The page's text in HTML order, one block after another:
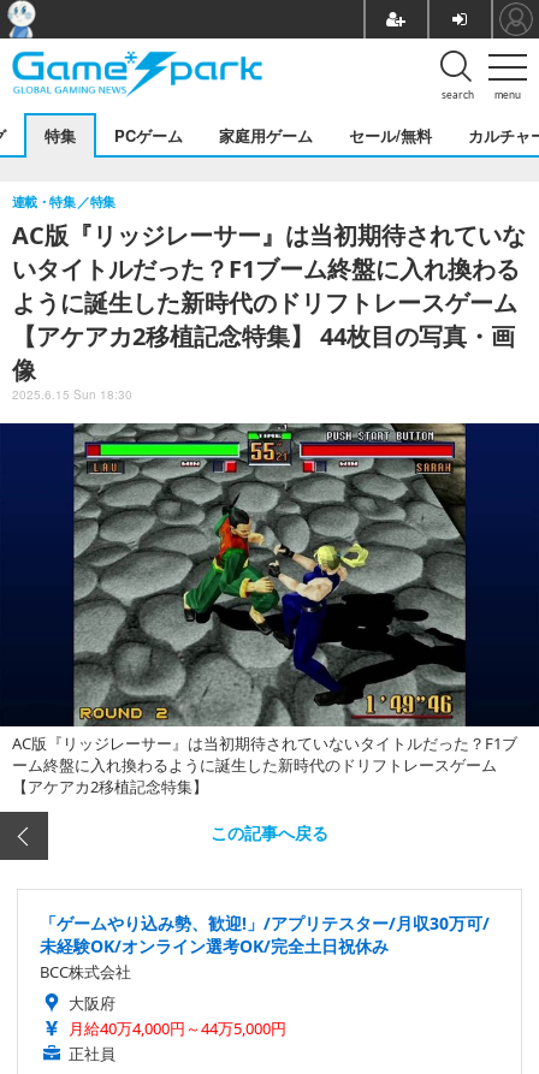
menu
search
特集 PCゲーム 家庭用ゲーム セール/無料 カルチャ
AC版『リッジレーサー』は当初期待されていな
いタイトルだった？F1ブーム終盤に入れ換わる
ように誕生した新時代のドリフトレースゲーム
【アケアカ2移植記念特集】 44枚目の写真・画
像
連載・特集 特集
2025.6.15 Sun 18:30
AC版『リッジレーサー』は当初期待されていないタイトルだった？F1ブ
ーム終盤に入れ換わるように誕生した新時代のドリフトレースゲーム
【アケアカ2移植記念特集】
この記事へ戻る
「ゲームやり込み勢、歓迎!」/アプリテスター/月収30万可/
未経験OK/オンライン選考OK/完全土日祝休み
BCC株式会社
大阪府
月給40万4,000円～44万5,000円
正社員